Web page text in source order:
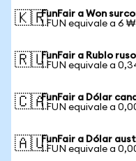
🇰🇷FunFair a Won
1 FUN equivale a 6 ₩
🇷🇺FunFair a Rublo ruso
1 FUN equivale a
🇨🇦FunFair a Dólar
1 FUN equivale a
🇦🇺FunFair a Dólar
1 FUN equivale a